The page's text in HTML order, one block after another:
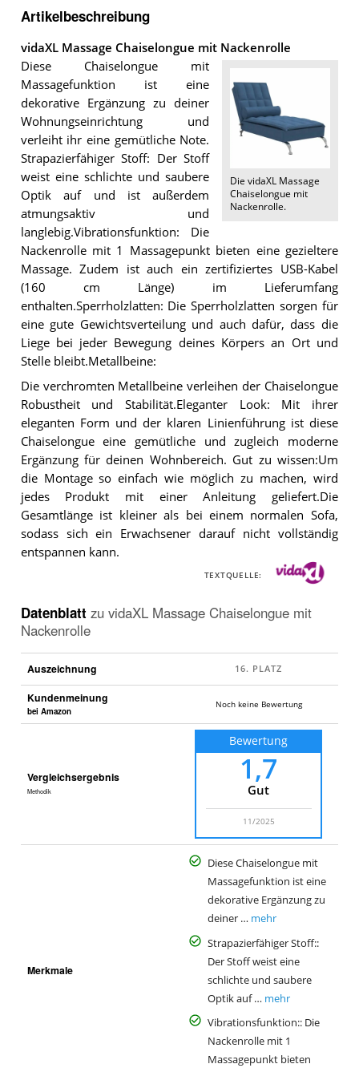
Artikelbeschreibung
vidaXL Massage Chaiselongue mit Nackenrolle
Die vidaXL Massage
Chaiselongue mit
Nackenrolle.
Diese Chaiselongue mit
Massagefunktion ist eine
dekorative Ergänzung zu deiner
Wohnungseinrichtung und
verleiht ihr eine gemütliche Note.
Strapazierfähiger Stoff: Der Stoff
weist eine schlichte und saubere
Optik auf und ist außerdem
atmungsaktiv und
langlebig.Vibrationsfunktion: Die
Nackenrolle mit 1 Massagepunkt bieten eine gezieltere
Massage. Zudem ist auch ein zertifiziertes USB-Kabel
(160 cm Länge) im Lieferumfang
enthalten.Sperrholzlatten: Die Sperrholzlatten sorgen für
eine gute Gewichtsverteilung und auch dafür, dass die
Liege bei jeder Bewegung deines Körpers an Ort und
Stelle bleibt.Metallbeine:
Die verchromten Metallbeine verleihen der Chaiselongue
Robustheit und Stabilität.Eleganter Look: Mit ihrer
eleganten Form und der klaren Linienführung ist diese
Chaiselongue eine gemütliche und zugleich moderne
Ergänzung für deinen Wohnbereich. Gut zu wissen:Um
die Montage so einfach wie möglich zu machen, wird
jedes Produkt mit einer Anleitung geliefert.Die
Gesamtlänge ist kleiner als bei einem normalen Sofa,
sodass sich ein Erwachsener darauf nicht vollständig
entspannen kann.
TEXTQUELLE:
Datenblatt zu vidaXL Massage Chaiselongue mit
Nackenrolle
Auszeichnung
Kundenmeinung
bei Amazon
Noch keine Bewertung
Vergleichsergebnis
Methodik
Bewertung
1,7
Gut
11/2025
Merkmale
Diese Chaiselongue mit
Massagefunktion ist eine
dekorative Ergänzung zu
deiner … mehr
Strapazierfähiger Stoff::
Der Stoff weist eine
schlichte und saubere
Optik auf … mehr
Vibrationsfunktion:: Die
Nackenrolle mit 1
Massagepunkt bieten